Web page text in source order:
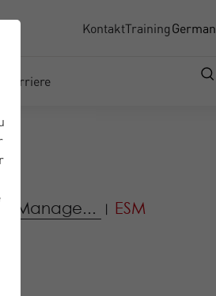
KontaktTraining German
Karriere
Manage... | ESM